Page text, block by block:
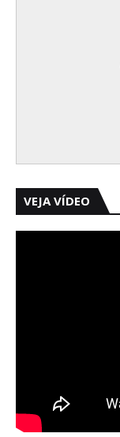
VEJA VÍDEO